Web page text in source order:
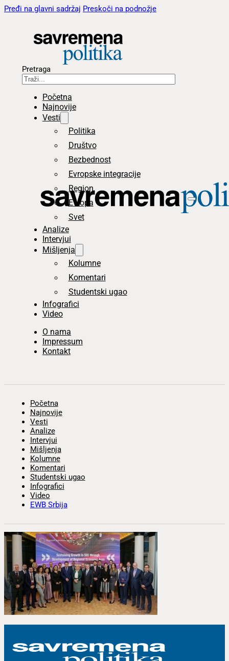
Pređi na glavni sadržaj Preskoči na podnožje
Pretraga
Početna
Najnovije
Vesti
Politika
Društvo
Bezbednost
Evropske integracije
Region
Evropa
Svet
Analize
Intervjui
Mišljenja
Kolumne
Komentari
Studentski ugao
Infografici
Video
O nama
Impressum
Kontakt
Početna
Najnovije
Vesti
Analize
Intervjui
Mišljenja
Kolumne
Komentari
Studentski ugao
Infografici
Video
EWB Srbija